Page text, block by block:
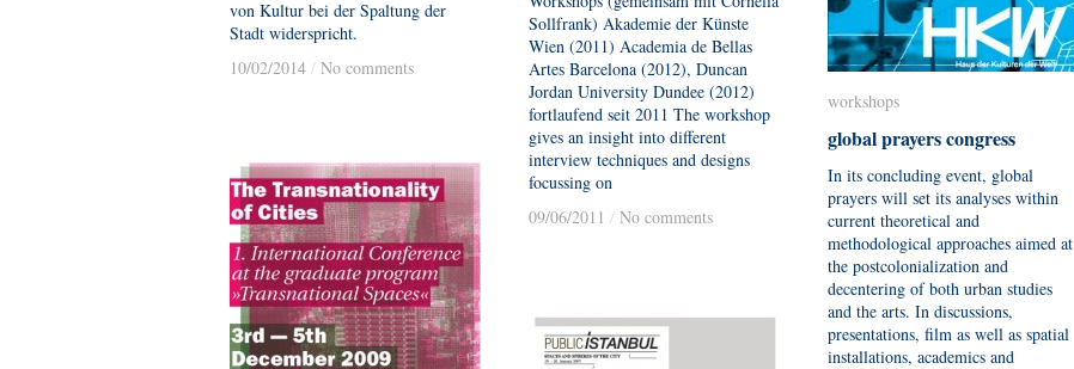
von Kultur bei der Spaltung der
Stadt widerspricht.
10/02/2014 / No comments
10/02/2014 / No comments
workshops
global prayers congress
In its concluding event, global
prayers will set its analyses within
current theoretical and
methodological approaches aimed at
the postcolonialization and
decentering of both urban studies
and the arts. In discussions,
presentations, film as well as spatial
installations, academics and
workshops
global prayers congress
Sollfrank) Akademie der Künste
Wien (2011) Academia de Bellas
Artes Barcelona (2012), Duncan
Jordan University Dundee (2012)
fortlaufend seit 2011 The workshop
gives an insight into different
interview techniques and designs
focussing on
09/06/2011 / No comments
09/06/2011 / No comments